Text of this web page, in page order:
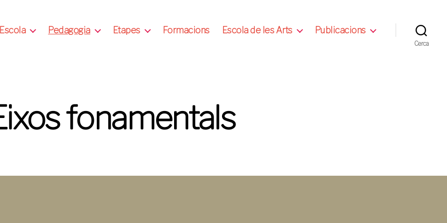
Escola Pedagogia Etapes Formacions Escola de les Arts Publicacions
Cerca
fonamentals